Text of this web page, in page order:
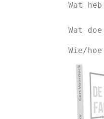
Wat
Wat
Wie/